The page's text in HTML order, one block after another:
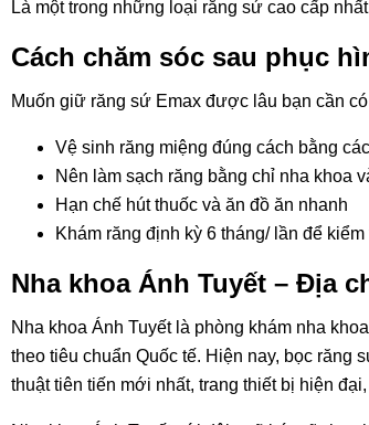
Là một trong những loại răng sứ cao cấp
Cách chăm sóc sau phục
Muốn giữ răng sứ Emax được lâu bạn cần
Vệ sinh răng miệng đúng cách bằng
Nên làm sạch răng bằng chỉ nha khoa
Hạn chế hút thuốc và ăn đồ ăn nhanh
Khám răng định kỳ 6 tháng/ lần để
Nha khoa Ánh Tuyết – Địa
Nha khoa Ánh Tuyết là phòng khám nha
theo tiêu chuẩn Quốc tế. Hiện nay, bọc răng
thuật tiên tiến mới nhất, trang thiết bị hiện